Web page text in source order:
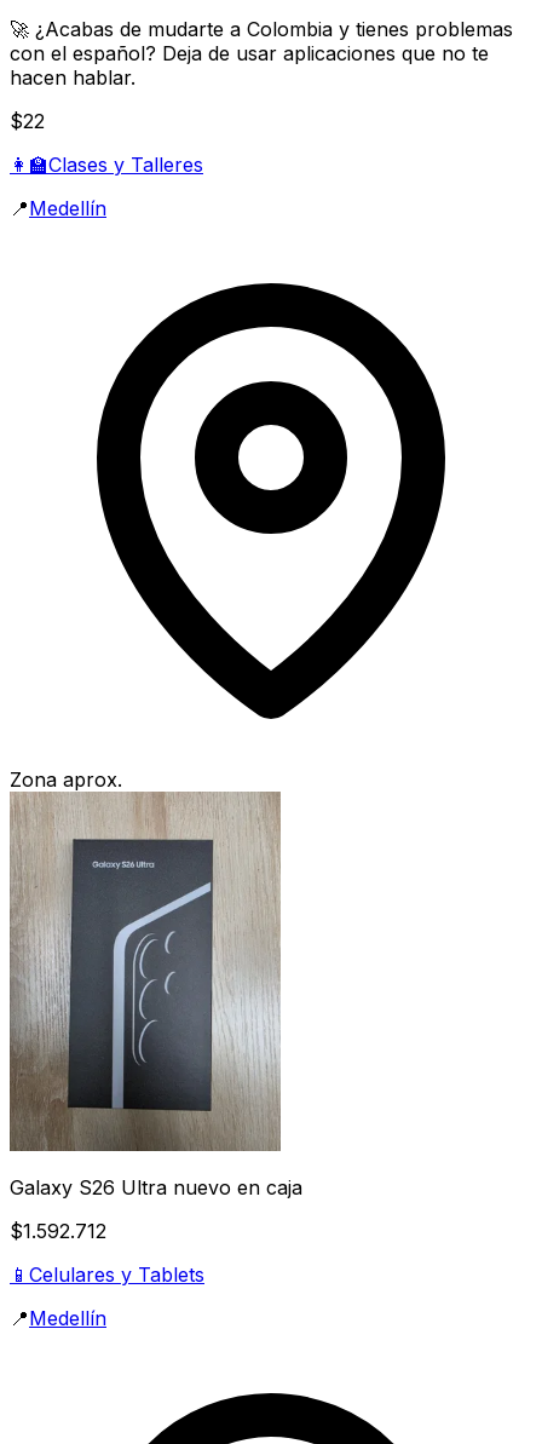
🚀 ¿Acabas de mudarte a Colombia y tienes problemas
con el español? Deja de usar aplicaciones que no te
hacen hablar.
$22
👩‍🏫Clases y Talleres
📍Medellín
Zona aprox.
Galaxy S26 Ultra nuevo en caja
$1.592.712
📱 Celulares y Tablets
📍Medellín